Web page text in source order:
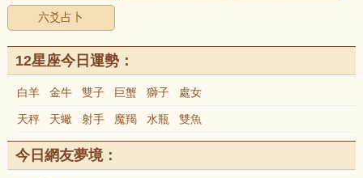
六爻占卜
12星座今日運勢：
白羊 金牛 雙子 巨蟹 獅子 處女
天秤 天蠍 射手 魔羯 水瓶 雙魚
今日網友夢境：